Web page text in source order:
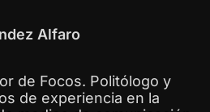
Alfaro
de Focos. Politólogo y
de experiencia en la